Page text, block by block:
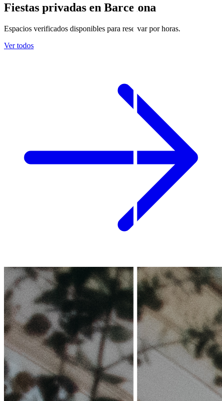
Fiestas privadas en Barcelona
Espacios verificados disponibles para reservar por horas.
Ver todos